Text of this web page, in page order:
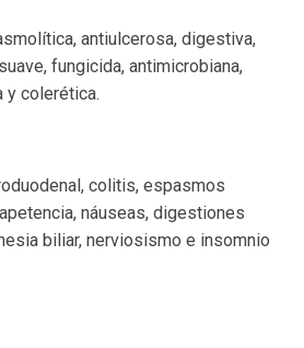
antiulcerosa, digestiva,
fungicida, antimicrobiana,
y colerética.
colitis, espasmos
náuseas, digestiones
biliar, nerviosismo e insomnio